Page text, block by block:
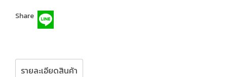
Share
รายละเอียดสินค้า